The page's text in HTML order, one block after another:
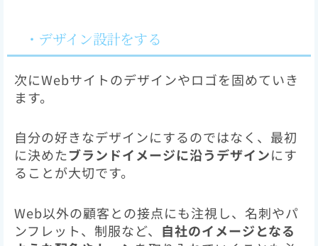
・デザイン設計をする
次にWebサイトのデザインやロゴを固めていき
ます。
自分の好きなデザインにするのではなく、最初
に決めたブランドイメージに沿うデザインにす
ることが大切です。
Web以外の顧客との接点にも注視し、名刺やパ
ンフレット、制服など、 自社のイメージとなる